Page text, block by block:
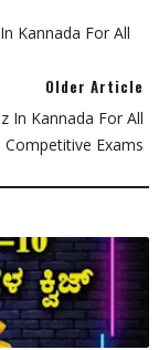
Kannada For All
Older Article
In Kannada For All
Competitive Exams